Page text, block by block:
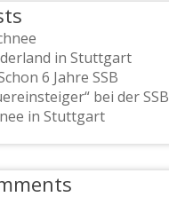
in Stuttgart
6 Jahre SSB
bei der SSB
in Stuttgart